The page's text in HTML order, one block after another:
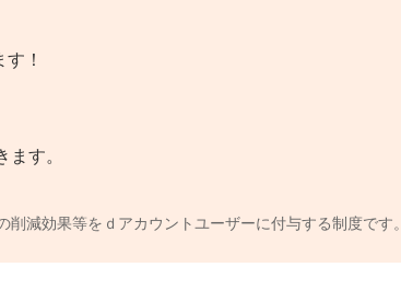
！
す。
減効果等をｄアカウントユーザーに付与する制度です。